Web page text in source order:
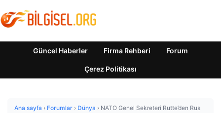
Güncel Haberler Firma Rehberi Forum
Çerez Politikası
Ana sayfa › Forumlar › Dünya › NATO Genel Sekreteri Rutte’den Rus